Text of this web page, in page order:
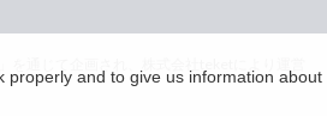
and to give us information